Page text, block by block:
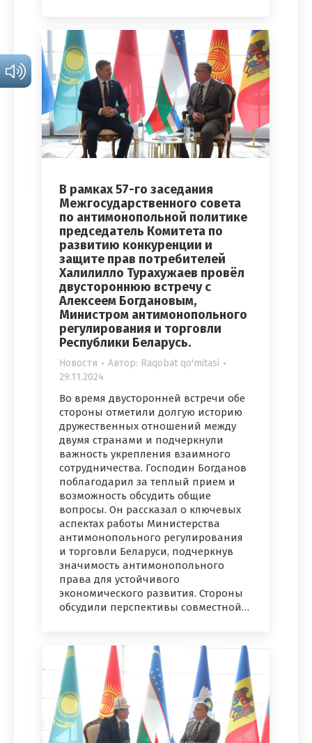
В рамках 57-го заседания
Межгосударственного совета
по антимонопольной политике
председатель Комитета по
развитию конкуренции и
защите прав потребителей
Халилилло Турахужаев провёл
двустороннюю встречу с
Алексеем Богдановым,
Министром антимонопольного
регулирования и торговли
Республики Беларусь.
Новости Автор: Raqobat qo'mitasi
29.11.2024
Во время двусторонней встречи обе
стороны отметили долгую историю
дружественных отношений между
двумя странами и подчеркнули
важность укрепления взаимного
сотрудничества. Господин Богданов
поблагодарил за теплый прием и
возможность обсудить общие
вопросы. Он рассказал о ключевых
аспектах работы Министерства
антимонопольного регулирования
и торговли Беларуси, подчеркнув
значимость антимонопольного
права для устойчивого
экономического развития. Стороны
обсудили перспективы совместной…